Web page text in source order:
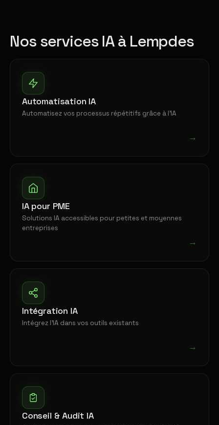
Nos services IA à Lempdes
Automatisation IA
Automatisez vos processus répétitifs grâce à l'IA
→
IA pour PME
Solutions IA accessibles pour petites et moyennes
entreprises
→
Intégration IA
Intégrez l'IA dans vos outils existants
→
Conseil & Audit IA